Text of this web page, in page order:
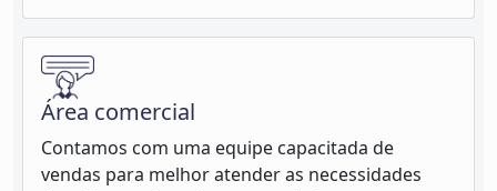
Área comercial
Contamos com uma equipe capacitada de
vendas para melhor atender as necessidades